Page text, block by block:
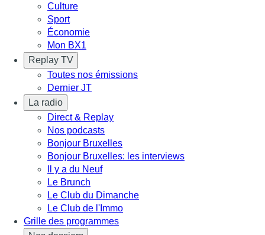
Culture
Sport
Économie
Mon BX1
Replay TV
Toutes nos émissions
Dernier JT
La radio
Direct & Replay
Nos podcasts
Bonjour Bruxelles
Bonjour Bruxelles: les interviews
Il y a du Neuf
Le Brunch
Le Club du Dimanche
Le Club de l'Immo
Grille des programmes